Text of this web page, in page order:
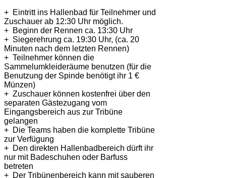
+ Eintritt ins Hallenbad für Teilnehmer und
Zuschauer ab 12:30 Uhr möglich.
+ Beginn der Rennen ca. 13:30 Uhr
+ Siegerehrung ca. 19:30 Uhr, (ca. 20
Minuten nach dem letzten Rennen)
+ Teilnehmer können die
Sammelumkleideräume benutzen (für die
Benutzung der Spinde benötigt ihr 1 €
Münzen)
+ Zuschauer können kostenfrei über den
separaten Gästezugang vom
Eingangsbereich aus zur Tribüne
gelangen
+ Die Teams haben die komplette Tribüne
zur Verfügung
+ Den direkten Hallenbadbereich dürft ihr
nur mit Badeschuhen oder Barfuss
betreten
+ Der Tribünenbereich kann mit sauberen